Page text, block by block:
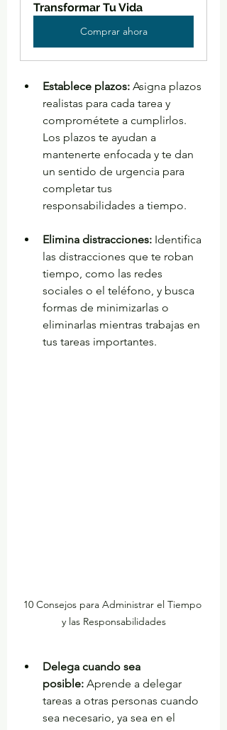
Transformar Tu Vida
Comprar ahora
Establece plazos: Asigna plazos
realistas para cada tarea y
comprométete a cumplirlos.
Los plazos te ayudan a
mantenerte enfocada y te dan
un sentido de urgencia para
completar tus
responsabilidades a tiempo.
Elimina distracciones: Identifica
las distracciones que te roban
tiempo, como las redes
sociales o el teléfono, y busca
formas de minimizarlas o
eliminarlas mientras trabajas en
tus tareas importantes.
10 Consejos para Administrar el Tiempo
y las Responsabilidades
Delega cuando sea
posible: Aprende a delegar
tareas a otras personas cuando
sea necesario, ya sea en el